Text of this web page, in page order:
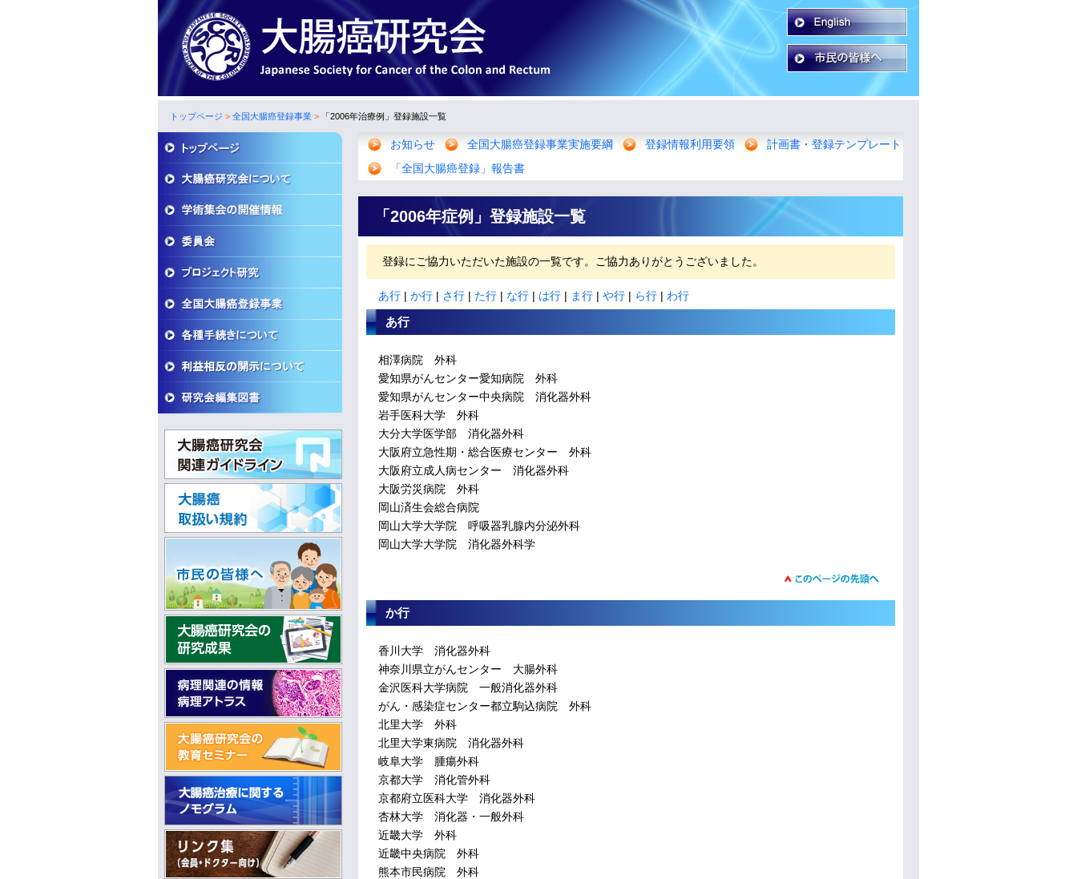
トップページ > 全国大腸癌登録事業 > 「2006年治療例」登録施設一覧
お知らせ 全国大腸癌登録事業実施要綱 登録情報利用要領
計画書・登録テンプレート
「全国大腸癌登録」報告書
「2006年症例」登録施設一覧
登録にご協力いただいた施設の一覧です。ご協力ありがとうございました。
あ行 | か行 | さ行 | た行 | な行 | は行 | ま行 | や行 | ら行 | わ行
あ行
相澤病院 外科
愛知県がんセンター愛知病院 外科
愛知県がんセンター中央病院 消化器外科
岩手医科大学 外科
大分大学医学部 消化器外科
大阪府立急性期・総合医療センター 外科
大阪府立成人病センター 消化器外科
大阪労災病院 外科
岡山済生会総合病院
岡山大学大学院 呼吸器乳腺内分泌外科
岡山大学大学院 消化器外科学
か行
香川大学 消化器外科
神奈川県立がんセンター 大腸外科
金沢医科大学病院 一般消化器外科
がん・感染症センター都立駒込病院 外科
北里大学 外科
北里大学東病院 消化器外科
岐阜大学 腫瘍外科
京都大学 消化管外科
京都府立医科大学 消化器外科
杏林大学 消化器・一般外科
近畿大学 外科
近畿中央病院 外科
熊本市民病院 外科